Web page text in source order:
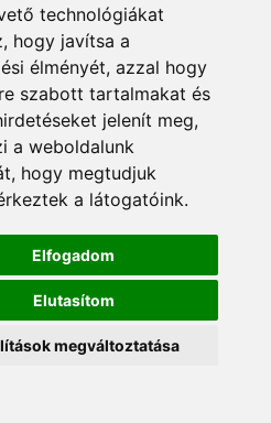
technológiákat
hogy javítsa a
élményét, azzal hogy
szabott tartalmakat és
jelenít meg,
a weboldalunk
hogy megtudjuk
a látogatóink.
Elfogadom
Elutasítom
megváltoztatása
Á.SZ.F.
tájékoztató
2026 |+36 20 488-8362